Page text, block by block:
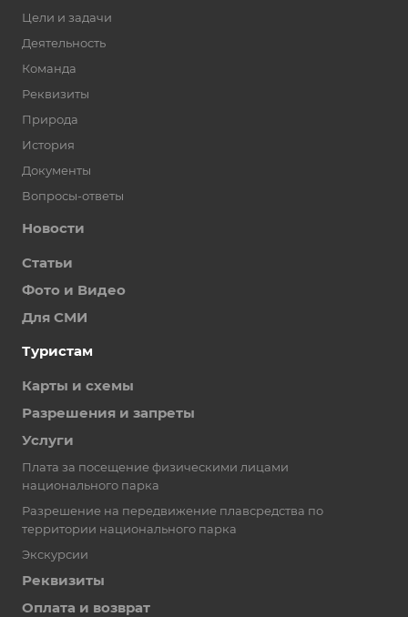
Цели и задачи
Деятельность
Команда
Реквизиты
Природа
История
Документы
Вопросы-ответы
Новости
Статьи
Фото и Видео
Для СМИ
Туристам
Карты и схемы
Разрешения и запреты
Услуги
Плата за посещение физическими лицами
национального парка
Разрешение на передвижение плавсредства по
территории национального парка
Экскурсии
Реквизиты
Оплата и возврат